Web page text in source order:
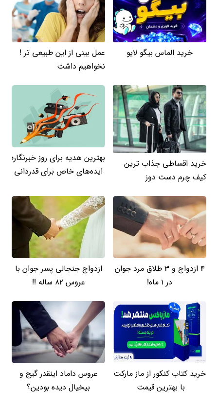
خرید الماس بیگو لایو
عمل بینی از این طبیعی تر !
نخواهیم داشت
خرید اقساطی جذاب ترین
کیف چرم دست دوز
بهترین هدیه برای روز خبرنگار؛
ایده‌های خاص برای قدردانی
4 ازدواج و 3 طلاق مرد جوان
در 1 ماه!
ازدواج جنجالی پسر جوان با
عروس 82 ساله !!
خرید کتاب کنکور از ماز مارکت
با بهترین قیمت
عروس داماد اینقدر گیج و
بیخیال دیده بودین؟